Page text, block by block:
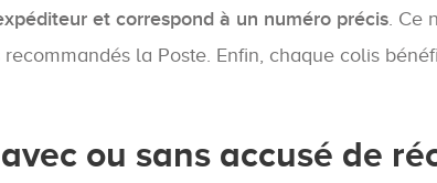
et correspond à un numéro précis. Ce
la Poste. Enfin, chaque colis
ou sans accusé de